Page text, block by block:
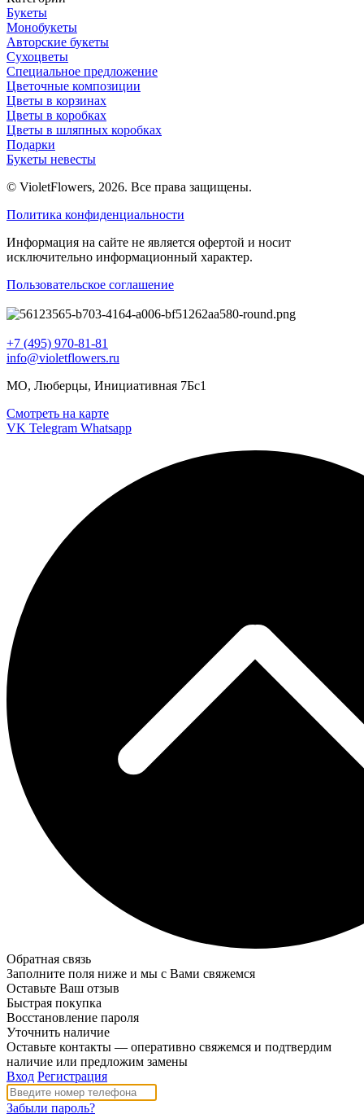
Букеты
Монобукеты
Авторские букеты
Сухоцветы
Специальное предложение
Цветочные композиции
Цветы в корзинах
Цветы в коробках
Цветы в шляпных коробках
Подарки
Букеты невесты
© VioletFlowers, 2026. Все права защищены.
Политика конфиденциальности
Информация на сайте не является офертой и носит
исключительно информационный характер.
Пользовательское соглашение
+7 (495) 970-81-81
info@violetflowers.ru
МО, Люберцы, Инициативная 7Бс1
Смотреть на карте
VK Telegram Whatsapp
Обратная связь
Заполните поля ниже и мы с Вами свяжемся
Оставьте Ваш отзыв
Быстрая покупка
Восстановление пароля
Уточнить наличие
Оставьте контакты — оперативно свяжемся и подтвердим
наличие или предложим замены
Вход Регистрация
Забыли пароль?